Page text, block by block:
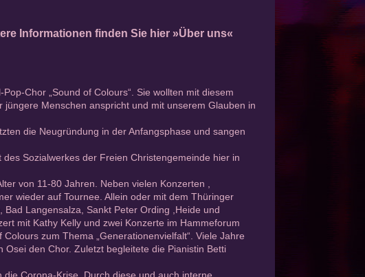
Informationen finden Sie hier »Über uns«
Chor „Sound of Colours“. Sie wollten mit diesem
Menschen anspricht und mit unserem Glauben in
die Neugründung in der Anfangsphase und sangen
Sozialwerkes der Freien Christengemeinde hier in
von 11-80 Jahren. Neben vielen Konzerten ,
wieder auf Tournee. Allein oder mit dem Thüringer
Bad Langensalza, Sankt Peter Ording ,Heide und
mit Kathy Kelly und zwei Konzerte im Hammeforum
zum Thema „Generationenvielfalt“. Viele Jahre
den Chor. Zuletzt begleitete die Pianistin Betti
Corona-Krise. Durch diese und auch interne